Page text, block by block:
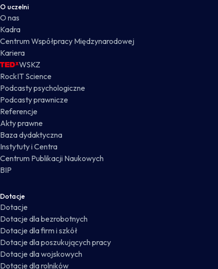
O uczelni
O nas
Kadra
Centrum Współpracy Międzynarodowej
Kariera
WSKZ
RockIT Science
Podcasty psychologiczne
Podcasty prawnicze
Referencje
Akty prawne
Baza dydaktyczna
Instytuty i Centra
Centrum Publikacji Naukowych
BIP
Dotacje
Dotacje
Dotacje dla bezrobotnych
Dotacje dla firm i szkół
Dotacje dla poszukujących pracy
Dotacje dla wojskowych
Dotacje dla rolników